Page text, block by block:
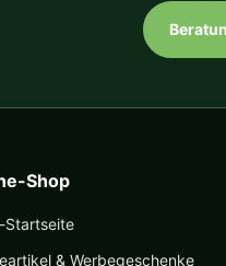
Shop
Startseite
& Werbegeschenke